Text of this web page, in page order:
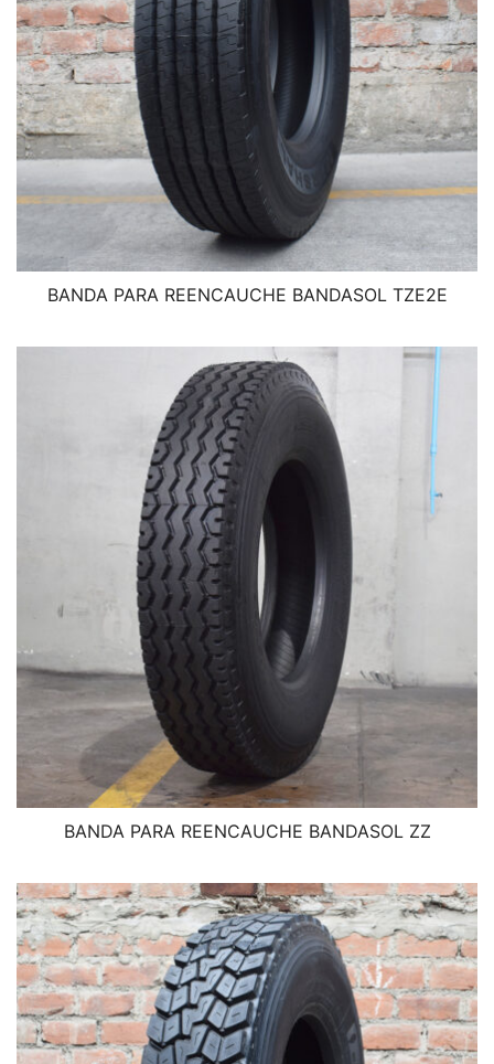
BANDA PARA REENCAUCHE BANDASOL TZE2E
BANDA PARA REENCAUCHE BANDASOL ZZ